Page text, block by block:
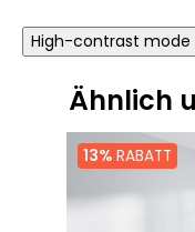
High-contrast mode
Ähnlich
13% RABATT